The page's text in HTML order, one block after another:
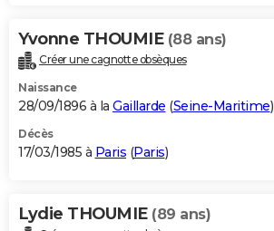
Yvonne THOUMIE (88 ans)
Créer une cagnotte obsèques
Naissance
28/09/1896 à la Gaillarde (Seine-Maritime)
Décès
17/03/1985 à Paris (Paris)
Lydie THOUMIE (89 ans)